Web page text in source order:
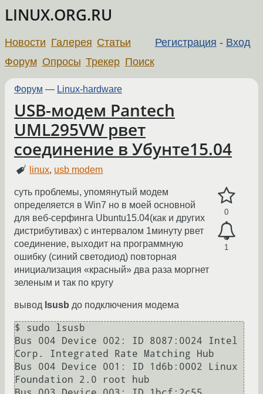
LINUX.ORG.RU
Регистрация - Вход
Новости Галерея Статьи
Форум Опросы Трекер Поиск
Форум — Linux-hardware
USB-модем Pantech
UML295VW рвет
соединение в Убунте15.04
linux, usb modem
0
1
суть проблемы, упомянутый модем
определяется в Win7 но в моей основной
для веб-серфинга Ubuntu15.04(как и других
дистрибутивах) с интервалом 1минуту рвет
соединение, выходит на программную
ошибку (синий светодиод) повторная
инициализация «красный» два раза моргнет
зеленым и так по кругу
вывод lsusb до подключения модема
$ sudo lsusb
Bus 004 Device 002: ID 8087:0024 Intel
Corp. Integrated Rate Matching Hub
Bus 004 Device 001: ID 1d6b:0002 Linux
Foundation 2.0 root hub